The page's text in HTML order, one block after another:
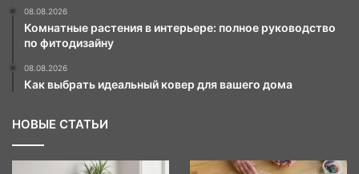
08.08.2026
Комнатные растения в интерьере: полное руководство
по фитодизайну
08.08.2026
Как выбрать идеальный ковер для вашего дома
НОВЫЕ СТАТЬИ